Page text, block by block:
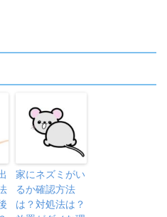
家にネズミがい
るか確認方法
は？対処法は？